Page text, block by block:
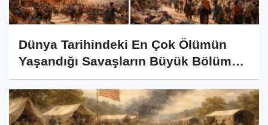
Dünya Tarihindeki En Çok Ölümün
Yaşandığı Savaşların Büyük Bölümü
Neden Çin’de Gerçekleşti?